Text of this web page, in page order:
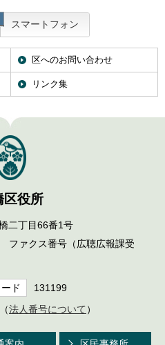
スマートフォン
区へのお問い合わせ
リンク集
区役所
二丁目66番1号
ァクス番号（広聴広報課受
ド 131199
法人番号について ）